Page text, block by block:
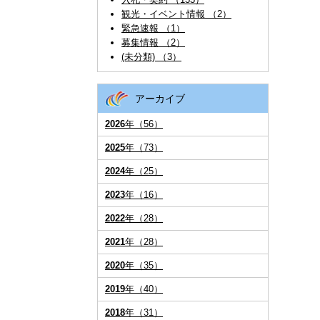
観光・イベント情報 （2）
緊急速報 （1）
募集情報 （2）
(未分類) （3）
アーカイブ
2026年（56）
2025年（73）
2024年（25）
2023年（16）
2022年（28）
2021年（28）
2020年（35）
2019年（40）
2018年（31）